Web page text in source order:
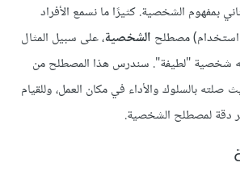
بمفهوم الشخصية. كثيرًا ما نسمع الأفراد
مصطلح الشخصية، على سبيل المثال
شخصية "لطيفة". سندرس هذا المصطلح من
بالسلوك والأداء في مكان العمل، وللقيام
دقة لمصطلح الشخصية.